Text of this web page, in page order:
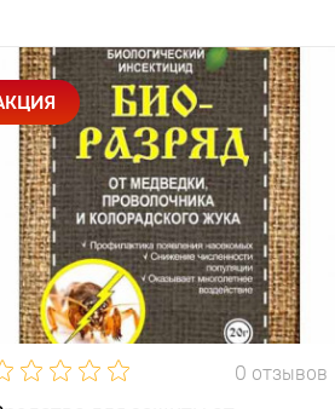
0 отзывов